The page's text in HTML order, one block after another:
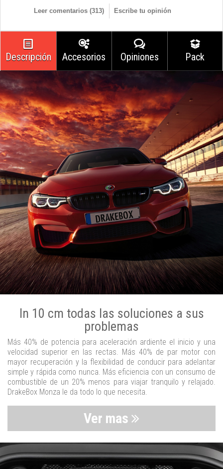
Leer comentarios (313) Escribe tu opinión
Descripción Accesorios Opiniones Pack
In 10 cm todas las soluciones a sus
problemas
Más 40% de potencia para aceleración ardiente el inicio y una
velocidad superior en las rectas. Más 40% de par motor con
mayor recuperación y la flexibilidad de conducir para adelantar
simple y rápida como nunca. Más eficiencia con un consumo de
combustible de un 20% menos para viajar tranquilo y relajado.
DrakeBox Monza le da todo lo que necesita.
Ver mas